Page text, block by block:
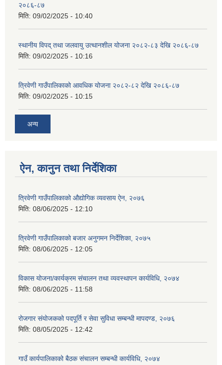
२०८६-८७
मिति: 09/02/2025 - 10:40
स्थानीय विपद् तथा जलवायु उत्थानशील योजना २०८२-८३ देखि २०८६-८७
मिति: 09/02/2025 - 10:16
त्रिवेणी गाउँपालिकाको आवधिक योजना २०८२-८२ देखि २०८६-८७
मिति: 09/02/2025 - 10:15
अन्य
ऐन, कानुन तथा निर्देशिका
त्रिवेणी गाउँपालिकाको औद्योगिक व्यवसाय ऐन, २०७६
मिति: 08/06/2025 - 12:10
त्रिवेणी गाउँपालिकाको बजार अनुगमन निर्देशिका, २०७५
मिति: 08/06/2025 - 12:05
विकास योजना/कार्यक्रम संचालन तथा व्यवस्थापन कार्यविधि, २०७४
मिति: 08/06/2025 - 11:58
रोजगार संयोजकको पदपूर्ति र सेवा सुविधा सम्बन्धी मापदण्ड, २०७६
मिति: 08/05/2025 - 12:42
गाउँ कार्यपालिकाको बैठक संचालन सम्बन्धी कार्यविधि, २०७४